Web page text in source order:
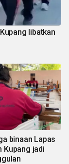
libatkan
binaan Lapas
Kupang jadi